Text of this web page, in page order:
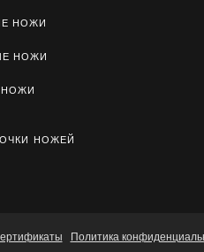
НОЖИ
НОЖИ
НОЖЕЙ
Политика